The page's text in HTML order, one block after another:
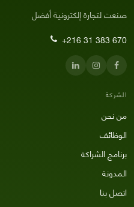
صنعت لتجارة إلكترونية أفضل
+216 31 383 670
الشركة
من نحن
الوظائف
برنامج الشراكة
المدونة
اتصل بنا